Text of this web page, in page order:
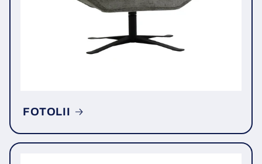
FOTOLII